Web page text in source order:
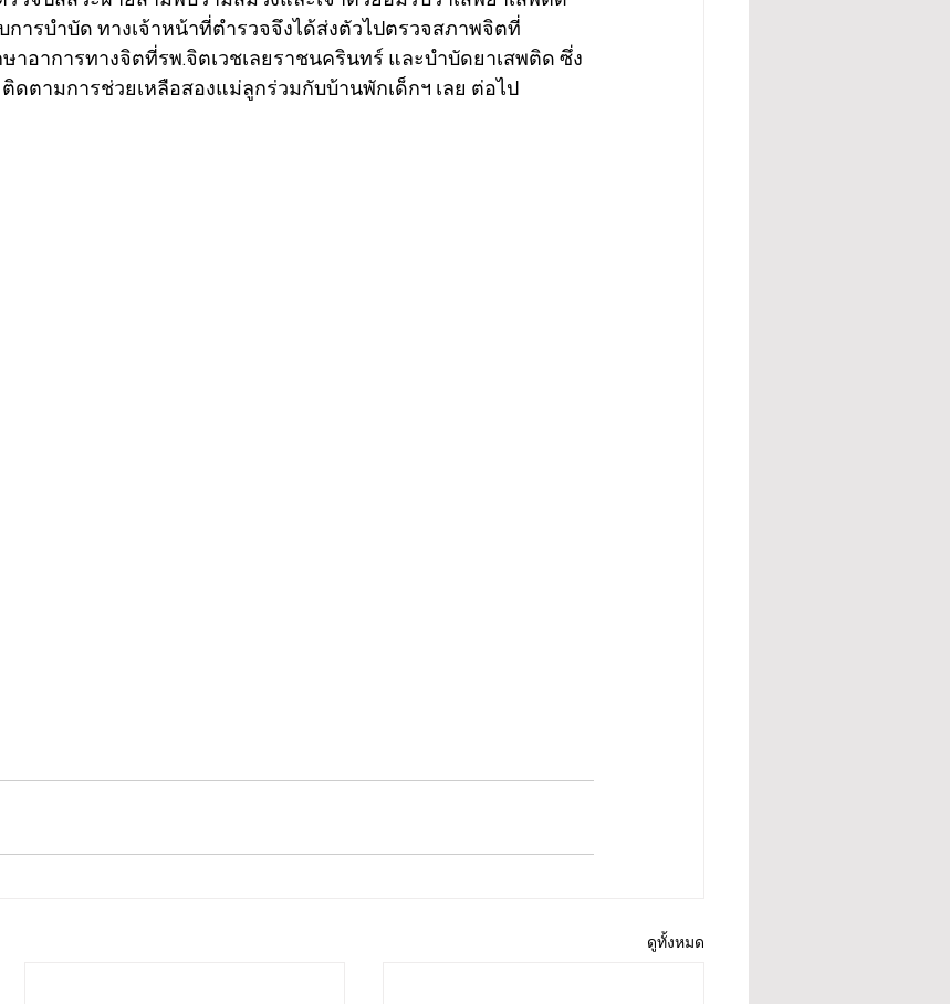
การบำบัด ทางเจ้าหน้าที่ตำรวจจึงได้ส่งตัวไปตรวจสภาพจิตที่
าอาการทางจิตที่รพ.จิตเวชเลยราชนครินทร์ และบำบัดยาเสพติด ซึ่ง
ตามการช่วยเหลือสองแม่ลูกร่วมกับบ้านพักเด็กฯ เลย ต่อไป
ดูทั้งหมด